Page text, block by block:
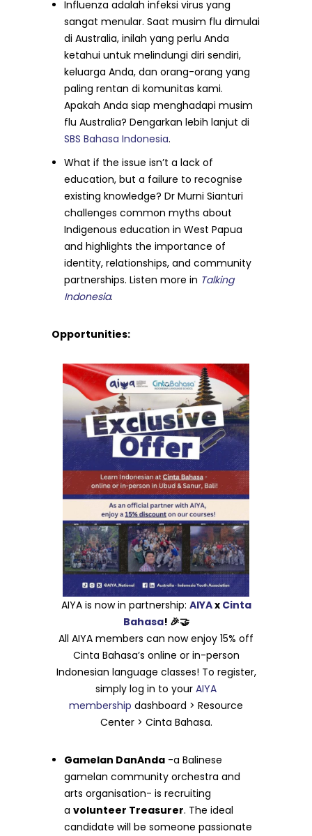
Influenza adalah infeksi virus yang
sangat menular. Saat musim flu dimulai
di Australia, inilah yang perlu Anda
ketahui untuk melindungi diri sendiri,
keluarga Anda, dan orang-orang yang
paling rentan di komunitas kami.
Apakah Anda siap menghadapi musim
flu Australia? Dengarkan lebih lanjut di
SBS Bahasa Indonesia.
What if the issue isn’t a lack of
education, but a failure to recognise
existing knowledge? Dr Murni Sianturi
challenges common myths about
Indigenous education in West Papua
and highlights the importance of
identity, relationships, and community
partnerships. Listen more in Talking
Indonesia.
Opportunities:
AIYA is now in partnership: AIYAx Cinta
Bahasa! 🎉🤝
All AIYA members can now enjoy 15% off
Cinta Bahasa’s online or in-person
Indonesian language classes! To register,
simply log in to your AIYA
membership dashboard > Resource
Center > Cinta Bahasa.
Gamelan DanAnda -a Balinese
gamelan community orchestra and
arts organisation- is recruiting
avolunteer Treasurer. The ideal
candidate will be someone passionate